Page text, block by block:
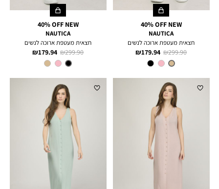
40% OFF NEW
NAUTICA
חצאית מעטפת ארוכה לנשים
מחיר
מוצר
179.94 ₪
מחיר
299.90 ₪
צבע
TUSCANY
TAN
40% OFF NEW
NAUTICA
חצאית מעטפת ארוכה לנשים
מחיר
מוצר
179.94 ₪
מחיר
299.90 ₪
צבע
BLACK